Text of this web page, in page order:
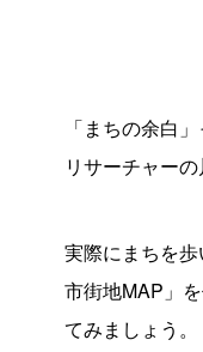
「まちの余白
リサーチャー
実際にまちを
市街地MAP」
てみましょう。